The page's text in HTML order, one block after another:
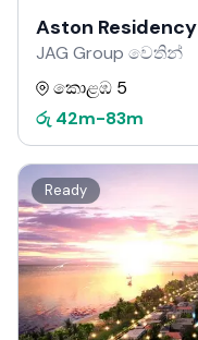
Aston Residency
JAG Group වෙතින්
කොළඹ 5
රු 42m-83m
Ready